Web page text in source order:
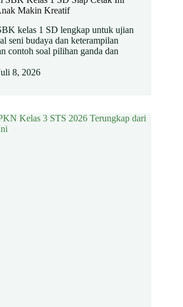
Makin Kreatif
kelas 1 SD lengkap untuk ujian
seni budaya dan keterampilan
contoh soal pilihan ganda dan
8, 2026